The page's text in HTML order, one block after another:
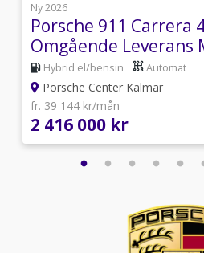
Ny 2026
Porsche 911 Carrera
Omgående Leverans
Hybrid el/bensin Automat
Porsche Center Kalmar
fr. 39 144 kr/mån
2 416 000 kr